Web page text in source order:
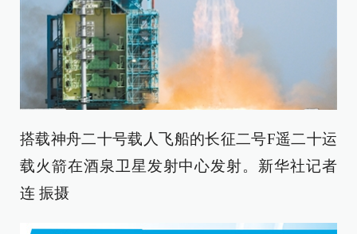
搭载神舟二十号载人飞船的长征二号F遥二十运
载火箭在酒泉卫星发射中心发射。新华社记者
连 振摄